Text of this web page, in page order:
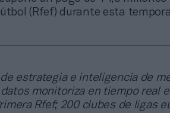
(Rfef) durante esta
estrategia e inteligencia de
monitoriza en tiempo real
Rfef; 200 clubes de ligas